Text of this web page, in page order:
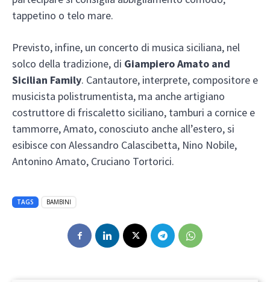
tappetino o telo mare.
Previsto, infine, un concerto di musica siciliana, nel
solco della tradizione, di Giampiero Amato and
Sicilian Family. Cantautore, interprete, compositore e
musicista polistrumentista, ma anche artigiano
costruttore di friscaletto siciliano, tamburi a cornice e
tammorre, Amato, conosciuto anche all’estero, si
esibisce con Alessandro Calascibetta, Nino Nobile,
Antonino Amato, Cruciano Tortorici.
TAGS BAMBINI